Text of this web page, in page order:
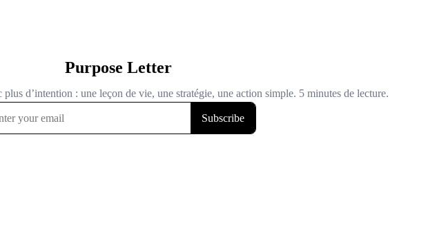
Purpose Letter
d’intention : une leçon de vie, une stratégie, une action simple. 5 minutes de lecture.
Subscribe